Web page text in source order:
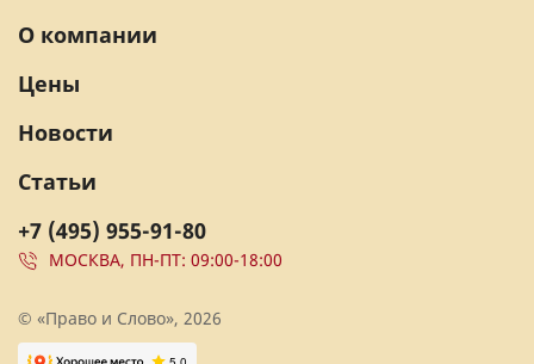
+7 (495) 955-91-80
МОСКВА, ПН-ПТ: 09:00-18:00
О компании
Цены
Новости
Статьи
© «Право и Слово», 2026